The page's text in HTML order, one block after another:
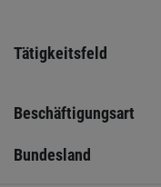
Tätigkeitsfeld
Beschäftigungsart
Bundesland